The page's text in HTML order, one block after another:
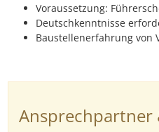
Voraussetzung:
Deutschkenntnisse
Baustellenerfahrung von
Ansprechpartner